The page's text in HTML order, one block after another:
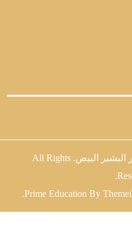
البشير البيض . All Rights
Prime Education By
.